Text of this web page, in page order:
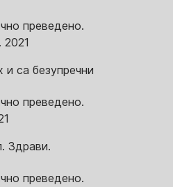
преведено.
2021
и са безупречни
преведено.
Здрави.
преведено.